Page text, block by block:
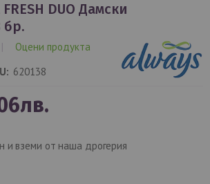
бр.
|
Оцени продукта
620138
и вземи от наша дрогерия